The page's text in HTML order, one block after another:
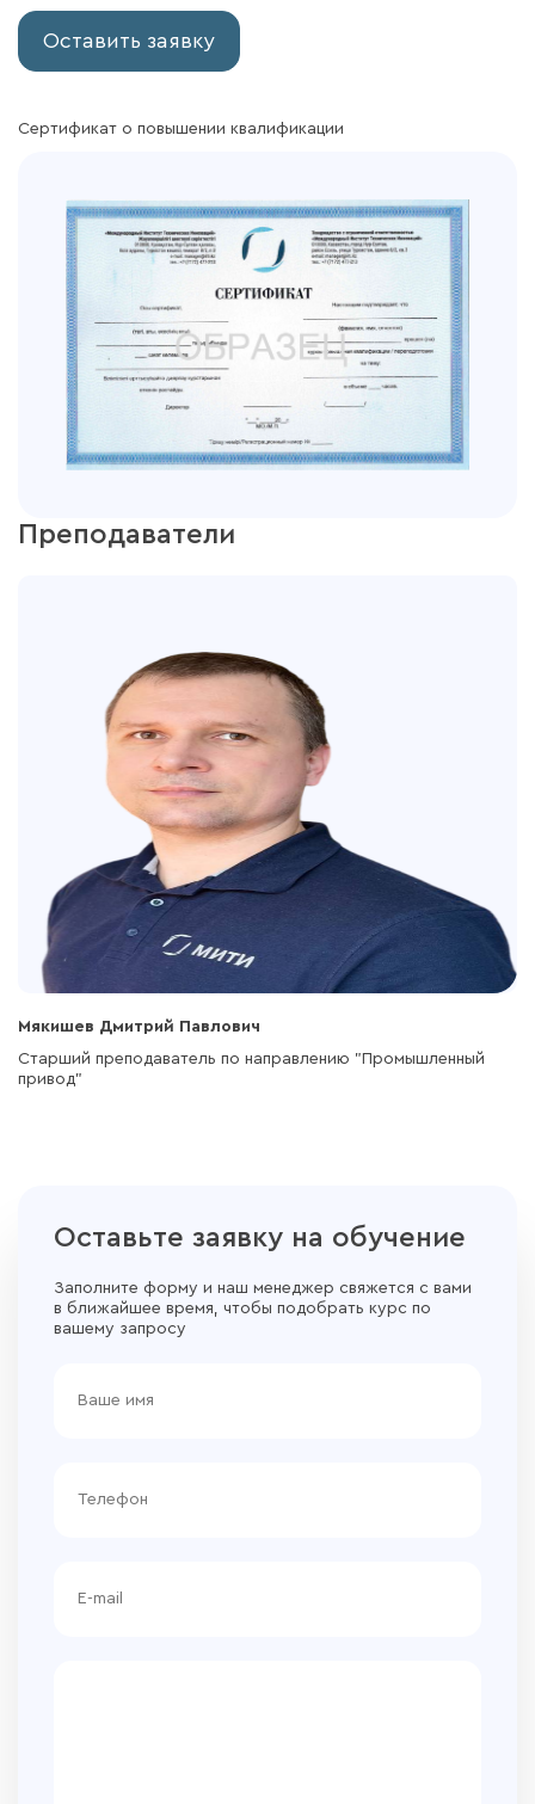
Оставить заявку
Сертификат о повышении квалификации
Преподаватели
Мякишев Дмитрий Павлович
Старший преподаватель по направлению "Промышленный
привод"
Оставьте заявку на обучение
Заполните форму и наш менеджер свяжется с вами
в ближайшее время, чтобы подобрать курс по
вашему запросу